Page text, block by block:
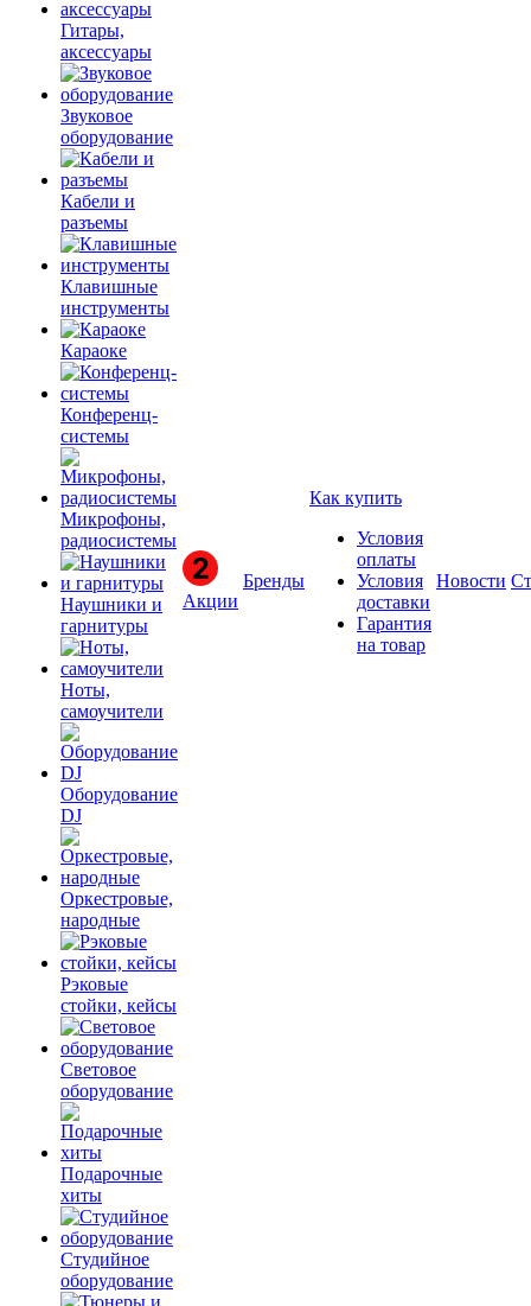
Гитары,
аксессуары
Звуковое
оборудование
Кабели и
разъемы
Клавишные
инструменты
Караоке
Конференц-
системы
Микрофоны,
радиосистемы
Наушники и
гарнитуры
Ноты,
самоучители
Оборудование
DJ
Оркестровые,
народные
Рэковые
стойки, кейсы
Световое
оборудование
Подарочные
хиты
Студийное
оборудование
Акции
Бренды
Как купить
Условия
оплаты
Условия
доставки
Гарантия
на товар
Новости